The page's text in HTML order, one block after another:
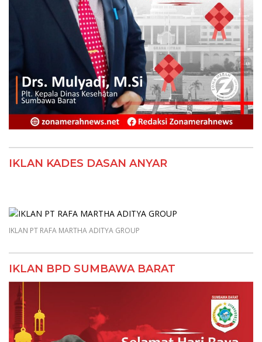
IKLAN KADES DASAN ANYAR
IKLAN PT RAFA MARTHA ADITYA GROUP
IKLAN BPD SUMBAWA BARAT